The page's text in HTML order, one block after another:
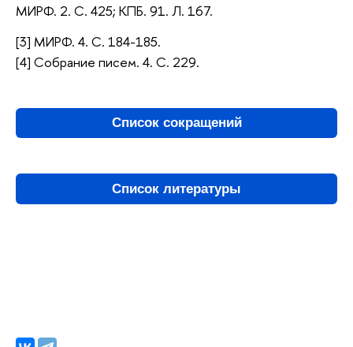
МИРФ. 2. С. 425; КПБ. 91. Л. 167.
[3] МИРФ. 4. С. 184-185.
[4] Собрание писем. 4. С. 229.
Список сокращений
Список литературы